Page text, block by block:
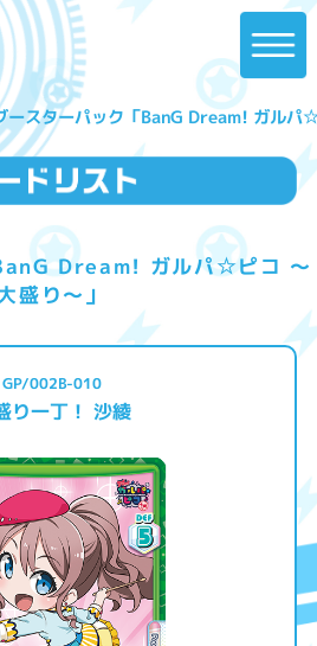
ースターパック「BanG Dream! ガルパ
Dream! ガルパ☆ピコ ～
盛り～」
GP/002B-010
り一丁！ 沙綾